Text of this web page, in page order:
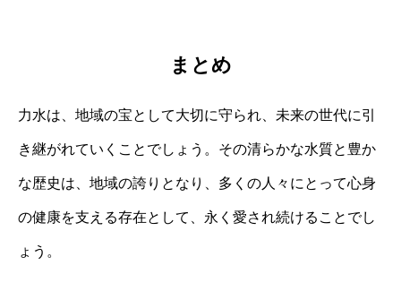
まとめ
力水は、地域の宝として大切に守られ、未来の世代に引
き継がれていくことでしょう。その清らかな水質と豊か
な歴史は、地域の誇りとなり、多くの人々にとって心身
の健康を支える存在として、永く愛され続けることでし
ょう。